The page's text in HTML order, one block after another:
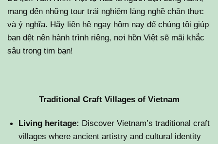
mang đến những tour trải nghiệm làng nghề chân thực
và ý nghĩa. Hãy liên hệ ngay hôm nay để chúng tôi giúp
bạn dệt nên hành trình riêng, nơi hồn Việt sẽ mãi khắc
sâu trong tim bạn!
Traditional Craft Villages of Vietnam
Living heritage: Discover Vietnam’s traditional craft
villages where ancient artistry and cultural identity